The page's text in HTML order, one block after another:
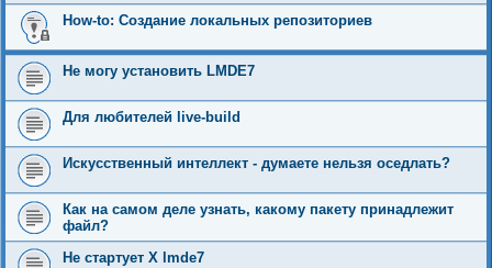
How-to: Создание локальных репозиториев
Не могу установить LMDE7
Для любителей live-build
Искусственный интеллект - думаете нельзя оседлать?
Как на самом деле узнать, какому пакету принадлежит
файл?
Не стартует Х lmde7